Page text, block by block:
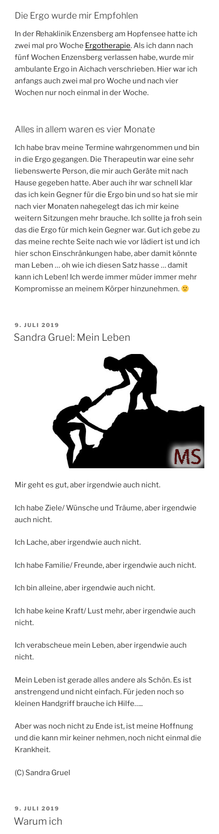
Die Ergo wurde mir Empfohlen
In der Rehaklinik Enzensberg am Hopfensee hatte ich
zwei mal pro Woche Ergotherapie. Als ich dann nach
fünf Wochen Enzensberg verlassen habe, wurde mir
ambulante Ergo in Aichach verschrieben. Hier war ich
anfangs auch zwei mal pro Woche und nach vier
Wochen nur noch einmal in der Woche.
Alles in allem waren es vier Monate
Ich habe brav meine Termine wahrgenommen und bin
in die Ergo gegangen. Die Therapeutin war eine sehr
liebenswerte Person, die mir auch Geräte mit nach
Hause gegeben hatte. Aber auch ihr war schnell klar
das ich kein Gegner für die Ergo bin und so hat sie mir
nach vier Monaten nahegelegt das ich mir keine
weitern Sitzungen mehr brauche. Ich sollte ja froh sein
das die Ergo für mich kein Gegner war. Gut ich gebe zu
das meine rechte Seite nach wie vor lädiert ist und ich
hier schon Einschränkungen habe, aber damit könnte
man Leben … oh wie ich diesen Satz hasse … damit
kann ich Leben! Ich werde immer müder immer mehr
Kompromisse an meinem Körper hinzunehmen.
VERÖFFENTLICHT
AM
9. JULI 2019
Sandra Gruel: Mein Leben
Mir geht es gut, aber irgendwie auch nicht.
Ich habe Ziele/ Wünsche und Träume, aber irgendwie
auch nicht.
Ich Lache, aber irgendwie auch nicht.
Ich habe Familie/ Freunde, aber irgendwie auch nicht.
Ich bin alleine, aber irgendwie auch nicht.
Ich habe keine Kraft/ Lust mehr, aber irgendwie auch
nicht.
Ich verabscheue mein Leben, aber irgendwie auch
nicht.
Mein Leben ist gerade alles andere als Schön. Es ist
anstrengend und nicht einfach. Für jeden noch so
kleinen Handgriff brauche ich Hilfe…..
Aber was noch nicht zu Ende ist, ist meine Hoffnung
und die kann mir keiner nehmen, noch nicht einmal die
Krankheit.
(C) Sandra Gruel
VERÖFFENTLICHT
AM
9. JULI 2019
Warum ich